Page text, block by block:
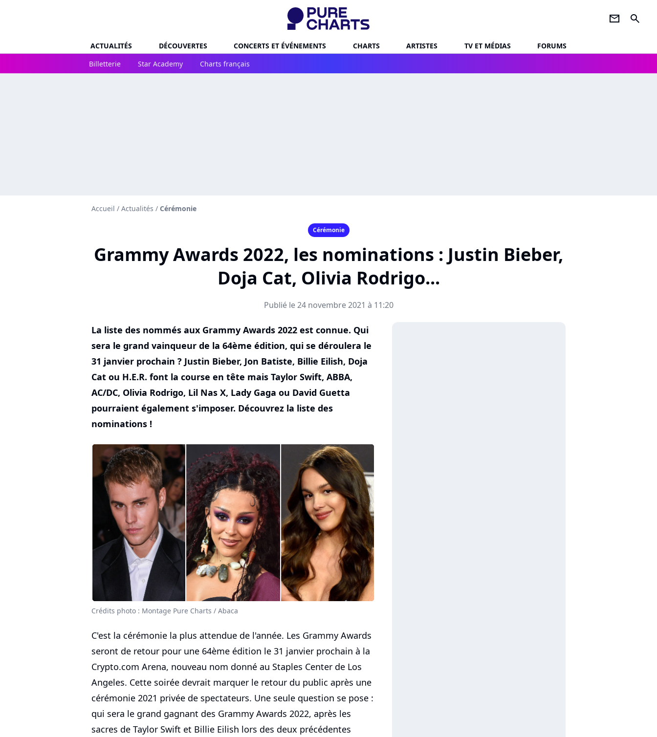
newsletter search
ACTUALITÉS DÉCOUVERTES CONCERTS ET ÉVÉNEMENTS CHARTS ARTISTES TV ET MÉDIAS
FORUMS
Billetterie
Star Academy Charts français
Accueil / Actualités / Cérémonie
Cérémonie
Grammy Awards 2022, les nominations : Justin Bieber,
Doja Cat, Olivia Rodrigo...
Publié le 24 novembre 2021 à 11:20
La liste des nommés aux Grammy Awards 2022 est connue. Qui
sera le grand vainqueur de la 64ème édition, qui se déroulera le
31 janvier prochain ? Justin Bieber, Jon Batiste, Billie Eilish, Doja
Cat ou H.E.R. font la course en tête mais Taylor Swift, ABBA,
AC/DC, Olivia Rodrigo, Lil Nas X, Lady Gaga ou David Guetta
pourraient également s'imposer. Découvrez la liste des
nominations !
Crédits photo : Montage Pure Charts / Abaca
C'est la cérémonie la plus attendue de l'année. Les Grammy Awards
seront de retour pour une 64ème édition le 31 janvier prochain à la
Crypto.com Arena, nouveau nom donné au Staples Center de Los
Angeles. Cette soirée devrait marquer le retour du public après une
cérémonie 2021 privée de spectateurs. Une seule question se pose :
qui sera le grand gagnant des Grammy Awards 2022, après les
sacres de Taylor Swift et Billie Eilish lors des deux précédentes